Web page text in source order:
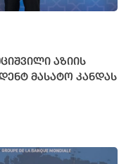
აზიის
მასატო კანდას